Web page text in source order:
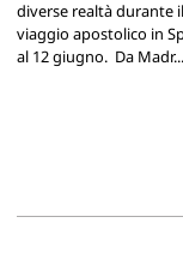
diverse realtà durante
viaggio apostolico in
al 12 giugno. Da Madr...